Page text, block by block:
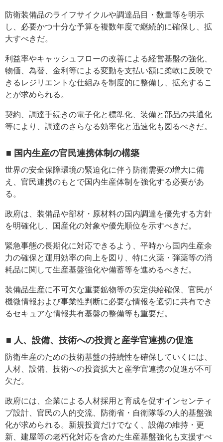
防衛装備品のライフサイクルや調達品目・数量等を明示
し、必要かつ十分な予算を複数年度で継続的に確保し、拡
大すべきだ。
利益率やキャッシュフローの改善による経営基盤の強化、
物価、為替、金利等による変動を支払い額に柔軟に反映で
きるレジリエントな仕組みを制度的に整備し、拡充するこ
とが求められる。
契約、調達手続きの電子化と標準化、装備と部品の共通化
等により、調達のさらなる効率化と迅速化も図るべきだ。
■ 国内生産の官民連携体制の構築
世界の安全保障環境の緊迫化に伴う防衛需要の増大に備
え、官民連携のもとで国内生産体制を強化する必要があ
る。
政府は、装備品や部材・原材料の国内調達を優先する方針
を明確化し、国産化の対象や優先順位を示すべきだ。
緊急事態の長期化に対応できるよう、平時から国内生産余
力の確保と運用効率の向上を図り、特に火薬・弾薬等の消
耗品に関して生産基盤強化や備蓄等を進めるべきだ。
装備品生産に不可欠な重要鉱物等の安定供給確保、官民が
機微情報および事業性判断に必要な情報を適切に共有でき
るセキュアな情報共有基盤の整備等も重要だ。
■ 人、設備、技術への投資と産学官連携の促進
防衛生産のための技術基盤の持続性を確保していくには、
人材、設備、技術への投資拡大と産学官連携の促進が不可
欠だ。
政府には、企業による人材採用と育成を促すインセンティ
ブ設計、官民の人的交流、防衛省・自衛隊等の人的基盤強
化が求められる。新規投資だけでなく、設備の維持・更
新、建屋等の老朽化対応を含めた生産基盤強化も支援すべ